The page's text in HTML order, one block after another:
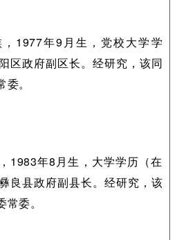
1977年9月生，党校大学学
区政府副区长。经研究，该同
。
1983年8月生，大学学历（在
良县政府副县长。经研究，该
委。